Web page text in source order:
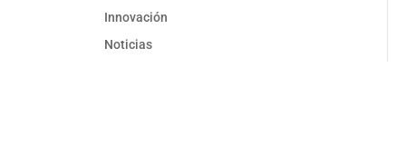
Innovación
Noticias